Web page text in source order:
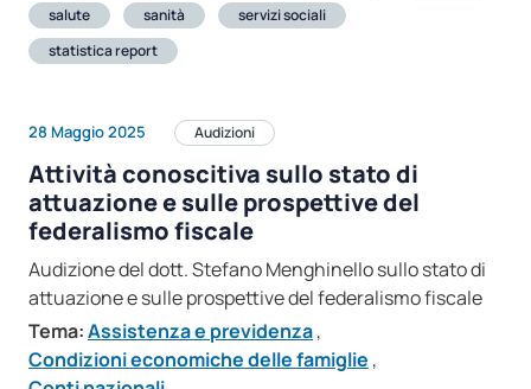
salute
sanità
servizi sociali
statistica report
28 Maggio 2025 Audizioni
Attività conoscitiva sullo stato di
attuazione e sulle prospettive del
federalismo fiscale
Audizione del dott. Stefano Menghinello sullo stato di
attuazione e sulle prospettive del federalismo fiscale
Tema:Assistenza e previdenza,
Condizioni economiche delle famiglie ,